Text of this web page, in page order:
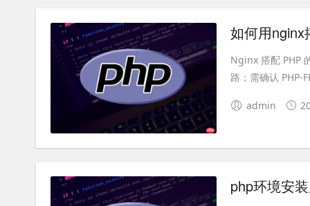
如何用nginx
Nginx 搭配 PHP
路；需确认 PHP-
admin